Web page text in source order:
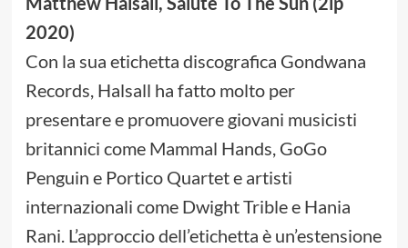
2020)
Con la sua etichetta discografica Gondwana
Records, Halsall ha fatto molto per
presentare e promuovere giovani musicisti
britannici come Mammal Hands, GoGo
Penguin e Portico Quartet e artisti
internazionali come Dwight Trible e Hania
Rani. L’approccio dell’etichetta è un’estensione